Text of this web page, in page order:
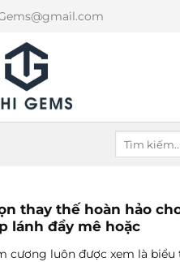
thay thế hoàn hảo
lánh đầy mê hoặc
cương luôn được xem là biểu